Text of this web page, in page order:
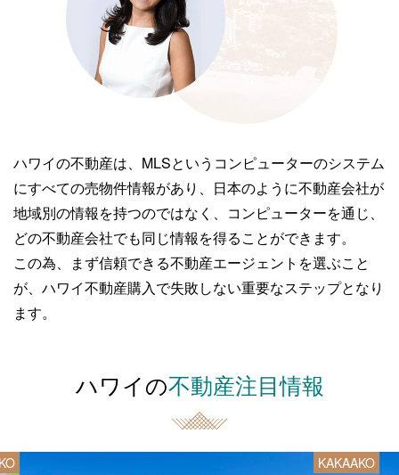
ハワイの不動産は、MLSというコンピューターのシステム
にすべての売物件情報があり、 日本のように不動産会社が
地域別の情報を持つのではなく、コンピューターを通じ、
どの不動産会社でも同じ情報を得ることができます。
この為、まず信頼できる不動産エージェントを選ぶこと
が、 ハワイ不動産購入で失敗しない重要なステップとなり
ます。
ハワイの不動産注目情報
KAKAAKO